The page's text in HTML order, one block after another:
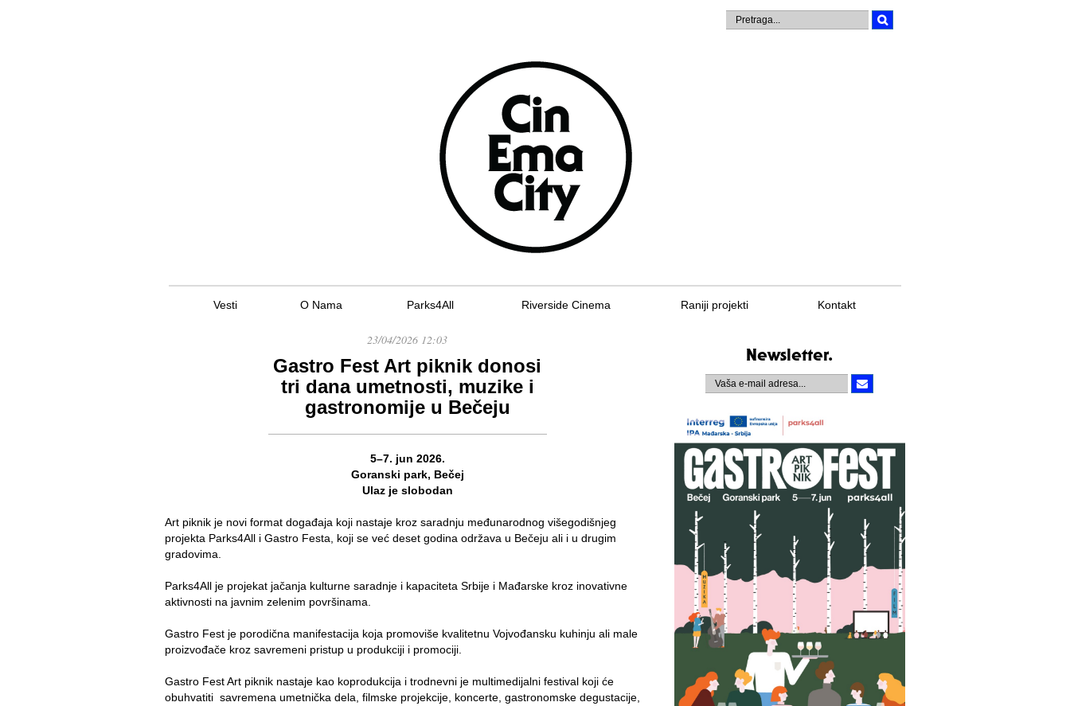
Vesti O Nama Parks4All Riverside Cinema Raniji projekti Kontakt
23/04/2026 12:03
Gastro Fest Art piknik donosi
tri dana umetnosti, muzike i
gastronomije u Bečeju
5–7. jun 2026.
Goranski park, Bečej
Ulaz je slobodan
Art piknik je novi format događaja koji nastaje kroz saradnju međunarodnog višegodišnjeg
projekta Parks4All i Gastro Festa, koji se već deset godina održava u Bečeju ali i u drugim
gradovima.
Parks4All je projekat jačanja kulturne saradnje i kapaciteta Srbije i Mađarske kroz inovativne
aktivnosti na javnim zelenim površinama.
Gastro Fest je porodična manifestacija koja promoviše kvalitetnu Vojvođansku kuhinju ali male
proizvođače kroz savremeni pristup u produkciji i promociji.
Gastro Fest Art piknik nastaje kao koprodukcija i trodnevni je multimedijalni festival koji će
obuhvatiti savremena umetnička dela, filmske projekcije, koncerte, gastronomske degustacije,
Newsletter.